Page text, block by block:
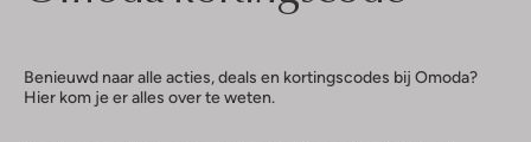
Benieuwd naar alle acties, deals en kortingscodes bij Omoda?
Hier kom je er alles over te weten.